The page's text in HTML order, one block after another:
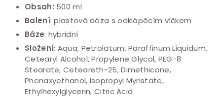
Obsah: 500 ml
Balení: plastová dóza s odklápěcím víčkem
Báze: hybridní
Složení: Aqua, Petrolatum, Paraffinum Liquidum,
Cetearyl Alcohol, Propylene Glycol, PEG-8
Stearate, Ceteareth-25, Dimethicone,
Phenaxyethanol, Isopropyl Myristate,
Ethylhexylglycerin, Citric Acid